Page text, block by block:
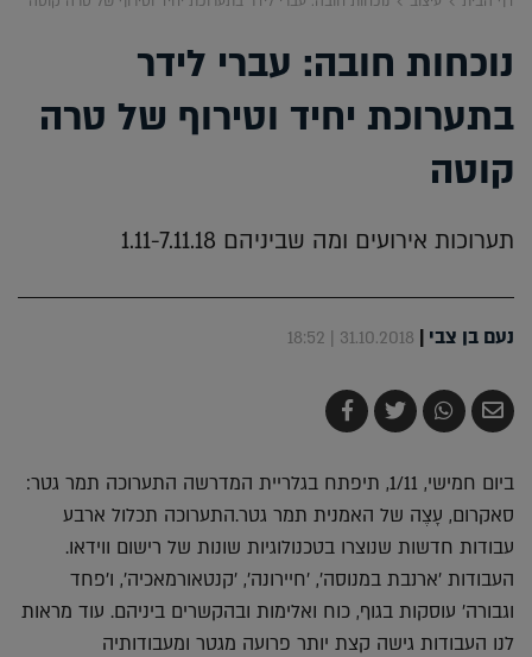
נוכחות חובה: עברי לידר
בתערוכת יחיד וטירוף של טרה
קוטה
תערוכות אירועים ומה שביניהם 1.11-7.11.18
נעם בן צבי |
31.10.2018 | 18:52
שלח
בדואר
שתף
ב-
צייץ
ב-
שתף
ב-
ביום חמישי, 1/11, תיפתח בגלריית המדרשה התערוכה תמר גטר:
סאקרום, עָצֶה של האמנית תמר גטר.התערוכה תכלול ארבע
עבודות חדשות שנוצרו בטכנולוגיות שונות של רישום ווידאו.
העבודות 'ארנבת במנוסה', 'חיירונה', 'קנטאורמאכיה', ו'פחד
וגבורה' עוסקות בגוף, כוח ואלימות ובהקשרים ביניהם. עוד מראות
לנו העבודות גישה קצת יותר פרועה מגטר ומעבודותיה